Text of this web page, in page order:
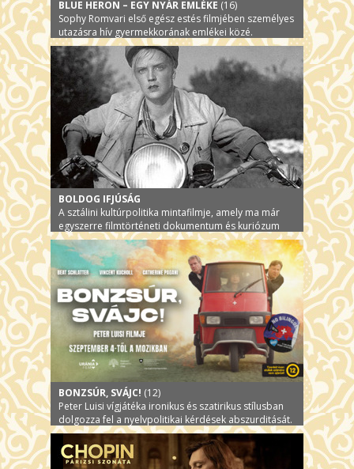
BLUE HERON – EGY NYÁR EMLÉKE (16)
Sophy Romvari első egész estés filmjében személyes
utazásra hív gyermekkorának emlékei közé.
BOLDOG IFJÚSÁG
A sztálini kultúrpolitika mintafilmje, amely ma már
egyszerre filmtörténeti dokumentum és kuriózum
BONZSÚR, SVÁJC! (12)
Peter Luisi vígjátéka ironikus és szatirikus stílusban
dolgozza fel a nyelvpolitikai kérdések abszurditását.